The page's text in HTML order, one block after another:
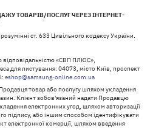
ТОВАРІВ/ПОСЛУГ ЧЕРЕЗ ІНТЕРНЕТ-
ст. 633 Цивільного кодексу України.
«СВП ПЛЮС»,
для листування: 04073, місто Київ, проспект
eshop@samsung-online.com.ua
товар або послугу шляхом укладення
Клієнт зобов'язаний надати Продавцю
електронних угод, шляхом авторизації
підпису, або іншим способом ідентифікувати
електронної комерції, шляхом введення